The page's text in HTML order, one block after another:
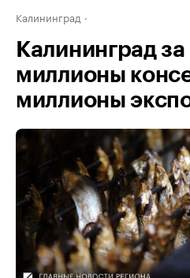
Калининград
Калининград
миллионы
миллионы